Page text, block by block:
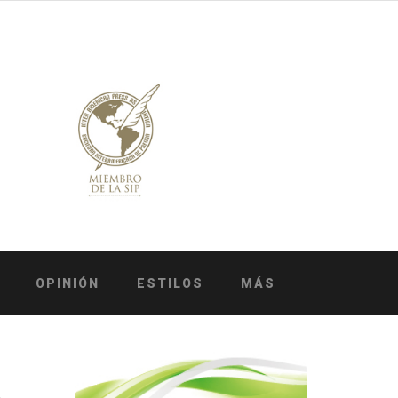
OPINIÓN ESTILOS MÁS